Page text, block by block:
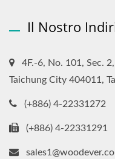
Il Nostro
4F.-6, No. 101, Sec.
Taichung City 404011,
(+886) 4-22331272
(+886) 4-22331291